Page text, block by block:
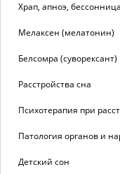
Храп, апноэ, бессонница
Мелаксен (мелатонин)
Белсомра (суворексант)
Расстройства сна
Психотерапия при
Патология органов и
Детский сон